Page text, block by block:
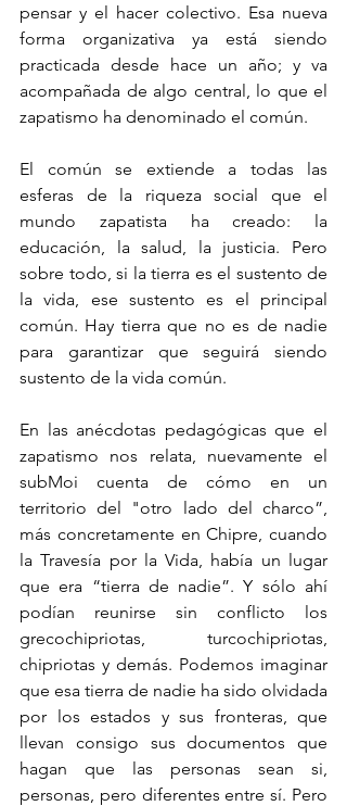
pensar y el hacer colectivo. Esa nueva
forma organizativa ya está siendo
practicada desde hace un año; y va
acompañada de algo central, lo que el
zapatismo ha denominado el común.
El común se extiende a todas las
esferas de la riqueza social que el
mundo zapatista ha creado: la
educación, la salud, la justicia. Pero
sobre todo, si la tierra es el sustento de
la vida, ese sustento es el principal
común. Hay tierra que no es de nadie
para garantizar que seguirá siendo
sustento de la vida común.
En las anécdotas pedagógicas que el
zapatismo nos relata, nuevamente el
subMoi cuenta de cómo en un
territorio del "otro lado del charco”,
más concretamente en Chipre, cuando
la Travesía por la Vida, había un lugar
que era “tierra de nadie”. Y sólo ahí
podían reunirse sin conflicto los
grecochipriotas, turcochipriotas,
chipriotas y demás. Podemos imaginar
que esa tierra de nadie ha sido olvidada
por los estados y sus fronteras, que
llevan consigo sus documentos que
hagan que las personas sean si,
personas, pero diferentes entre sí. Pero